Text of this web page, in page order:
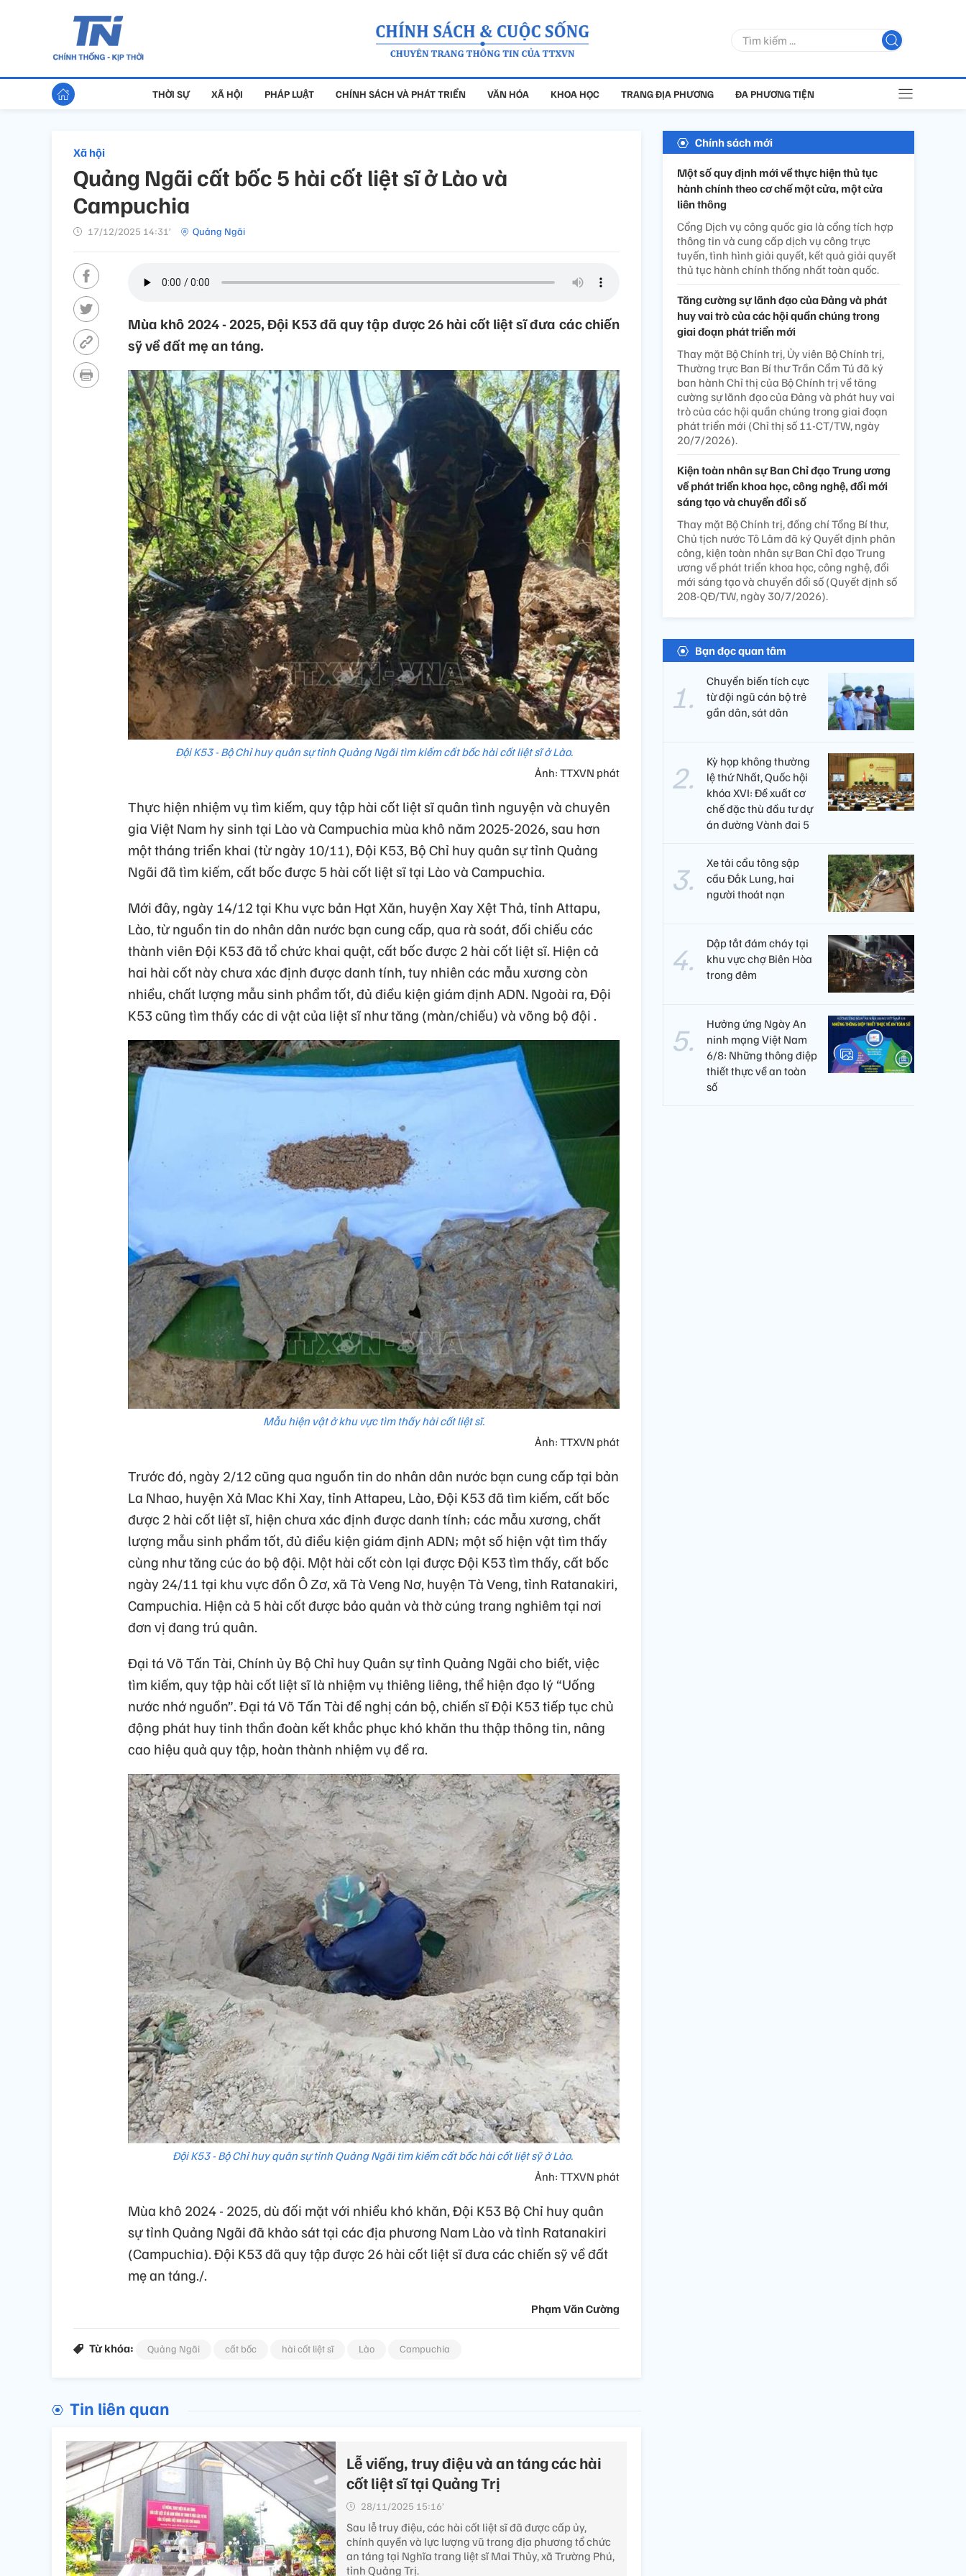
THỜI SỰ XÃ HỘI PHÁP LUẬT CHÍNH SÁCH VÀ PHÁT TRIỂN VĂN HÓA KHOA HỌC TRANG ĐỊA PHƯƠNG ĐA PHƯƠNG TIỆN
Xã hội
Quảng Ngãi cất bốc 5 hài cốt liệt sĩ ở Lào và
Campuchia
17/12/2025 14:31’ Quảng Ngãi
Mùa khô 2024 - 2025, Đội K53 đã quy tập được 26 hài cốt liệt sĩ đưa các chiến
sỹ về đất mẹ an táng.
Đội K53 - Bộ Chỉ huy quân sự tỉnh Quảng Ngãi tìm kiếm cất bốc hài cốt liệt sĩ ở Lào.
Ảnh: TTXVN phát
Thực hiện nhiệm vụ tìm kiếm, quy tập hài cốt liệt sĩ quân tình nguyện và chuyên
gia Việt Nam hy sinh tại Lào và Campuchia mùa khô năm 2025-2026, sau hơn
một tháng triển khai (từ ngày 10/11), Đội K53, Bộ Chỉ huy quân sự tỉnh Quảng
Ngãi đã tìm kiếm, cất bốc được 5 hài cốt liệt sĩ tại Lào và Campuchia.
Mới đây, ngày 14/12 tại Khu vực bản Hạt Xăn, huyện Xay Xệt Thả, tỉnh Attapu,
Lào, từ nguồn tin do nhân dân nước bạn cung cấp, qua rà soát, đối chiếu các
thành viên Đội K53 đã tổ chức khai quật, cất bốc được 2 hài cốt liệt sĩ. Hiện cả
hai hài cốt này chưa xác định được danh tính, tuy nhiên các mẫu xương còn
nhiều, chất lượng mẫu sinh phẩm tốt, đủ điều kiện giám định ADN. Ngoài ra, Đội
K53 cũng tìm thấy các di vật của liệt sĩ như tăng (màn/chiếu) và võng bộ đội .
Mẫu hiện vật ở khu vực tìm thấy hài cốt liệt sĩ.
Ảnh: TTXVN phát
Trước đó, ngày 2/12 cũng qua nguồn tin do nhân dân nước bạn cung cấp tại bản
La Nhao, huyện Xả Mac Khi Xay, tỉnh Attapeu, Lào, Đội K53 đã tìm kiếm, cất bốc
được 2 hài cốt liệt sĩ, hiện chưa xác định được danh tính; các mẫu xương, chất
lượng mẫu sinh phẩm tốt, đủ điều kiện giám định ADN; một số hiện vật tìm thấy
cùng như tăng cúc áo bộ đội. Một hài cốt còn lại được Đội K53 tìm thấy, cất bốc
ngày 24/11 tại khu vực đồn Ô Zơ, xã Tà Veng Nơ, huyện Tà Veng, tỉnh Ratanakiri,
Campuchia. Hiện cả 5 hài cốt được bảo quản và thờ cúng trang nghiêm tại nơi
đơn vị đang trú quân.
Đại tá Võ Tấn Tài, Chính ủy Bộ Chỉ huy Quân sự tỉnh Quảng Ngãi cho biết, việc
tìm kiếm, quy tập hài cốt liệt sĩ là nhiệm vụ thiêng liêng, thể hiện đạo lý “Uống
nước nhớ nguồn”. Đại tá Võ Tấn Tài đề nghị cán bộ, chiến sĩ Đội K53 tiếp tục chủ
động phát huy tinh thần đoàn kết khắc phục khó khăn thu thập thông tin, nâng
cao hiệu quả quy tập, hoàn thành nhiệm vụ đề ra.
Đội K53 - Bộ Chỉ huy quân sự tỉnh Quảng Ngãi tìm kiếm cất bốc hài cốt liệt sỹ ở Lào.
Ảnh: TTXVN phát
Mùa khô 2024 - 2025, dù đối mặt với nhiều khó khăn, Đội K53 Bộ Chỉ huy quân
sự tỉnh Quảng Ngãi đã khảo sát tại các địa phương Nam Lào và tỉnh Ratanakiri
(Campuchia). Đội K53 đã quy tập được 26 hài cốt liệt sĩ đưa các chiến sỹ về đất
mẹ an táng./.
Phạm Văn Cường
Từ khóa: Quảng Ngãi cất bốc hài cốt liệt sĩ Lào Campuchia
Tin liên quan
Lễ viếng, truy điệu và an táng các hài
cốt liệt sĩ tại Quảng Trị
28/11/2025 15:16’
Sau lễ truy điệu, các hài cốt liệt sĩ đã được cấp ủy,
chính quyền và lực lượng vũ trang địa phương tổ chức
an táng tại Nghĩa trang liệt sĩ Mai Thủy, xã Trường Phú,
tỉnh Quảng Trị.
Chính sách mới
Một số quy định mới về thực hiện thủ tục
hành chính theo cơ chế một cửa, một cửa
liên thông
Cổng Dịch vụ công quốc gia là cổng tích hợp
thông tin và cung cấp dịch vụ công trực
tuyến, tình hình giải quyết, kết quả giải quyết
thủ tục hành chính thống nhất toàn quốc.
Tăng cường sự lãnh đạo của Đảng và phát
huy vai trò của các hội quần chúng trong
giai đoạn phát triển mới
Thay mặt Bộ Chính trị, Ủy viên Bộ Chính trị,
Thường trực Ban Bí thư Trần Cẩm Tú đã ký
ban hành Chỉ thị của Bộ Chính trị về tăng
cường sự lãnh đạo của Đảng và phát huy vai
trò của các hội quần chúng trong giai đoạn
phát triển mới (Chỉ thị số 11-CT/TW, ngày
20/7/2026).
Kiện toàn nhân sự Ban Chỉ đạo Trung ương
về phát triển khoa học, công nghệ, đổi mới
sáng tạo và chuyển đổi số
Thay mặt Bộ Chính trị, đồng chí Tổng Bí thư,
Chủ tịch nước Tô Lâm đã ký Quyết định phân
công, kiện toàn nhân sự Ban Chỉ đạo Trung
ương về phát triển khoa học, công nghệ, đổi
mới sáng tạo và chuyển đổi số (Quyết định số
208-QĐ/TW, ngày 30/7/2026).
Bạn đọc quan tâm
Chuyển biến tích cực
từ đội ngũ cán bộ trẻ
gần dân, sát dân
Kỳ họp không thường
lệ thứ Nhất, Quốc hội
khóa XVI: Đề xuất cơ
chế đặc thù đầu tư dự
án đường Vành đai 5
Xe tải cẩu tông sập
cầu Đắk Lung, hai
người thoát nạn
Dập tắt đám cháy tại
khu vực chợ Biên Hòa
trong đêm
Hưởng ứng Ngày An
ninh mạng Việt Nam
6/8: Những thông điệp
thiết thực về an toàn
số